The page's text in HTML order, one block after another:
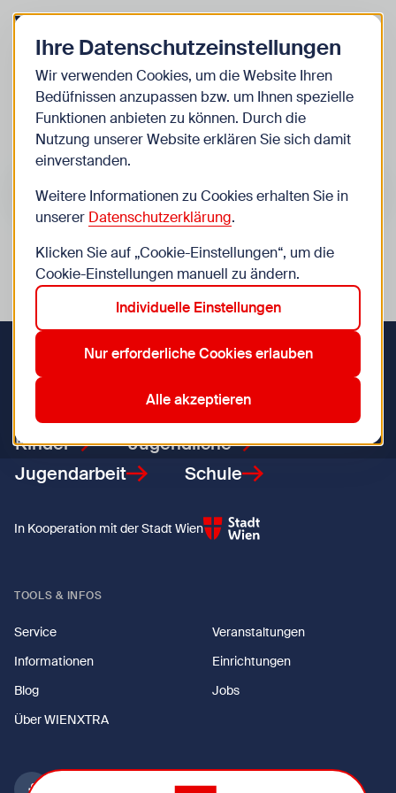
Zurück zur Startseite Zum
Kinder
Veranstaltungen
Suche im Bereich “Kinder”
Suchen
Veranstaltungen in Wien im Bereich “Kinder”
Aktive Filter: 16. Ottakring 7. Neubau
Zurück zur Startseite
Kinder
Jugendliche
Jugendarbeit
Schule
In Kooperation mit der Stadt Wien
TOOLS & INFOS
Service
Veranstaltungen
Informationen
Einrichtungen
Blog
Jobs
Über WIENXTRA
Ihre Datenschutzeinstellungen
Wir verwenden Cookies, um die Website Ihren
Bedüfnissen anzupassen bzw. um Ihnen spezielle
Funktionen anbieten zu können. Durch die
Nutzung unserer Website erklären Sie sich damit
einverstanden.
Weitere Informationen zu Cookies erhalten Sie in
unserer Datenschutzerklärung.
Klicken Sie auf „Cookie-Einstellungen“, um die
Cookie-Einstellungen manuell zu ändern.
Individuelle Einstellungen
Nur erforderliche Cookies erlauben
Alle akzeptieren